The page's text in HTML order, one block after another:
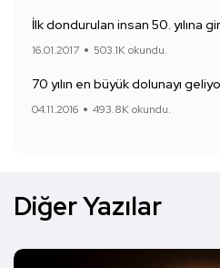
İlk dondurulan insan 50. yılına
16.01.2017 503.1K okundu.
70 yılın en büyük dolunayı
04.11.2016 493.8K okundu.
Diğer Yazılar